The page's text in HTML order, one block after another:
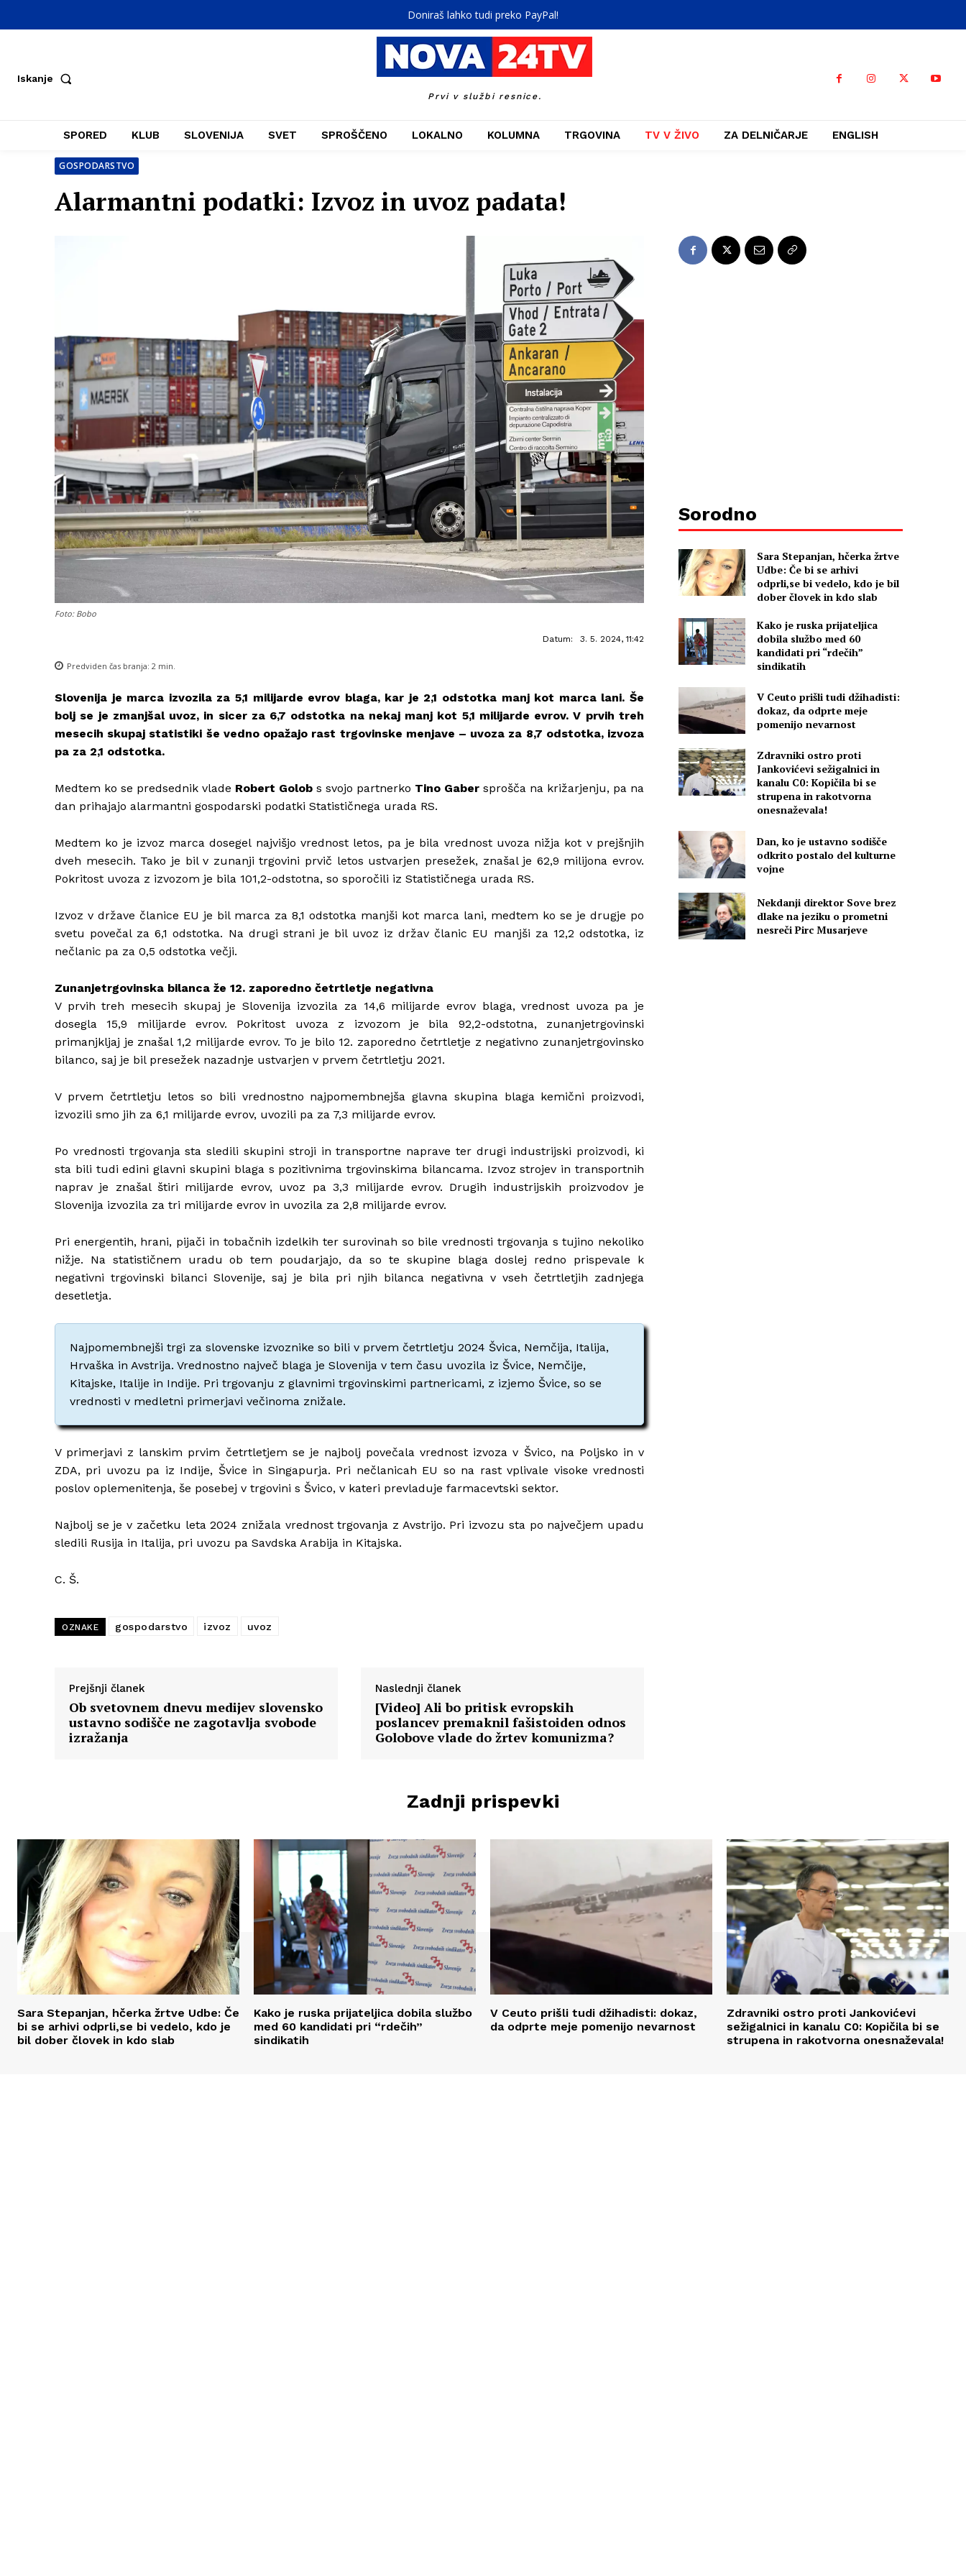
Doniraš lahko tudi preko PayPal!
Iskanje
Prvi v službi resnice.
SPORED KLUB SLOVENIJA SVET SPROŠČENO LOKALNO KOLUMNA TRGOVINA TV V ŽIVO ZA DELNIČARJE ENGLISH
GOSPODARSTVO
Alarmantni podatki: Izvoz in uvoz padata!
Foto: Bobo
Datum: 3. 5. 2024, 11:42
Predviden čas branja: 2 min.
Slovenija je marca izvozila za 5,1 milijarde evrov blaga, kar je 2,1 odstotka manj kot marca lani. Še
bolj se je zmanjšal uvoz, in sicer za 6,7 odstotka na nekaj manj kot 5,1 milijarde evrov. V prvih treh
mesecih skupaj statistiki še vedno opažajo rast trgovinske menjave – uvoza za 8,7 odstotka, izvoza
pa za 2,1 odstotka.
Medtem ko se predsednik vlade Robert Golob s svojo partnerko Tino Gaber sprošča na križarjenju, pa na
dan prihajajo alarmantni gospodarski podatki Statističnega urada RS.
Medtem ko je izvoz marca dosegel najvišjo vrednost letos, pa je bila vrednost uvoza nižja kot v prejšnjih
dveh mesecih. Tako je bil v zunanji trgovini prvič letos ustvarjen presežek, znašal je 62,9 milijona evrov.
Pokritost uvoza z izvozom je bila 101,2-odstotna, so sporočili iz Statističnega urada RS.
Izvoz v države članice EU je bil marca za 8,1 odstotka manjši kot marca lani, medtem ko se je drugje po
svetu povečal za 6,1 odstotka. Na drugi strani je bil uvoz iz držav članic EU manjši za 12,2 odstotka, iz
nečlanic pa za 0,5 odstotka večji.
Zunanjetrgovinska bilanca že 12. zaporedno četrtletje negativna
V prvih treh mesecih skupaj je Slovenija izvozila za 14,6 milijarde evrov blaga, vrednost uvoza pa je
dosegla 15,9 milijarde evrov. Pokritost uvoza z izvozom je bila 92,2-odstotna, zunanjetrgovinski
primanjkljaj je znašal 1,2 milijarde evrov. To je bilo 12. zaporedno četrtletje z negativno zunanjetrgovinsko
bilanco, saj je bil presežek nazadnje ustvarjen v prvem četrtletju 2021.
V prvem četrtletju letos so bili vrednostno najpomembnejša glavna skupina blaga kemični proizvodi,
izvozili smo jih za 6,1 milijarde evrov, uvozili pa za 7,3 milijarde evrov.
Po vrednosti trgovanja sta sledili skupini stroji in transportne naprave ter drugi industrijski proizvodi, ki
sta bili tudi edini glavni skupini blaga s pozitivnima trgovinskima bilancama. Izvoz strojev in transportnih
naprav je znašal štiri milijarde evrov, uvoz pa 3,3 milijarde evrov. Drugih industrijskih proizvodov je
Slovenija izvozila za tri milijarde evrov in uvozila za 2,8 milijarde evrov.
Pri energentih, hrani, pijači in tobačnih izdelkih ter surovinah so bile vrednosti trgovanja s tujino nekoliko
nižje. Na statističnem uradu ob tem poudarjajo, da so te skupine blaga doslej redno prispevale k
negativni trgovinski bilanci Slovenije, saj je bila pri njih bilanca negativna v vseh četrtletjih zadnjega
desetletja.
Najpomembnejši trgi za slovenske izvoznike so bili v prvem četrtletju 2024 Švica, Nemčija, Italija,
Hrvaška in Avstrija. Vrednostno največ blaga je Slovenija v tem času uvozila iz Švice, Nemčije,
Kitajske, Italije in Indije. Pri trgovanju z glavnimi trgovinskimi partnericami, z izjemo Švice, so se
vrednosti v medletni primerjavi večinoma znižale.
V primerjavi z lanskim prvim četrtletjem se je najbolj povečala vrednost izvoza v Švico, na Poljsko in v
ZDA, pri uvozu pa iz Indije, Švice in Singapurja. Pri nečlanicah EU so na rast vplivale visoke vrednosti
poslov oplemenitenja, še posebej v trgovini s Švico, v kateri prevladuje farmacevtski sektor.
Najbolj se je v začetku leta 2024 znižala vrednost trgovanja z Avstrijo. Pri izvozu sta po največjem upadu
sledili Rusija in Italija, pri uvozu pa Savdska Arabija in Kitajska.
C. Š.
OZNAKE gospodarstvo izvoz uvoz
Prejšnji članek
Ob svetovnem dnevu medijev slovensko
ustavno sodišče ne zagotavlja svobode
izražanja
Naslednji članek
[Video] Ali bo pritisk evropskih
poslancev premaknil fašistoiden odnos
Golobove vlade do žrtev komunizma?
Sorodno
Sara Stepanjan, hčerka žrtve
Udbe: Če bi se arhivi
odprli,se bi vedelo, kdo je bil
dober človek in kdo slab
Kako je ruska prijateljica
dobila službo med 60
kandidati pri “rdečih”
sindikatih
V Ceuto prišli tudi džihadisti:
dokaz, da odprte meje
pomenijo nevarnost
Zdravniki ostro proti
Jankovićevi sežigalnici in
kanalu C0: Kopičila bi se
strupena in rakotvorna
onesnaževala!
Dan, ko je ustavno sodišče
odkrito postalo del kulturne
vojne
Nekdanji direktor Sove brez
dlake na jeziku o prometni
nesreči Pirc Musarjeve
Zadnji prispevki
Sara Stepanjan, hčerka žrtve Udbe: Če
bi se arhivi odprli,se bi vedelo, kdo je
bil dober človek in kdo slab
Kako je ruska prijateljica dobila službo
med 60 kandidati pri “rdečih”
sindikatih
V Ceuto prišli tudi džihadisti: dokaz,
da odprte meje pomenijo nevarnost
Zdravniki ostro proti Jankovićevi
sežigalnici in kanalu C0: Kopičila bi se
strupena in rakotvorna onesnaževala!